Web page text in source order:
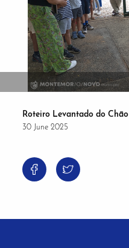
Roteiro Levantado do Chão
30 June 2025